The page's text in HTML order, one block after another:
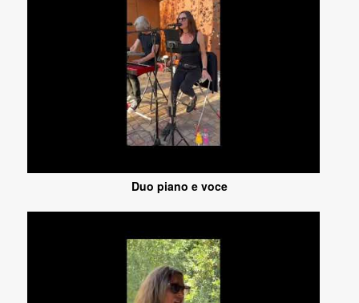
Duo piano e voce